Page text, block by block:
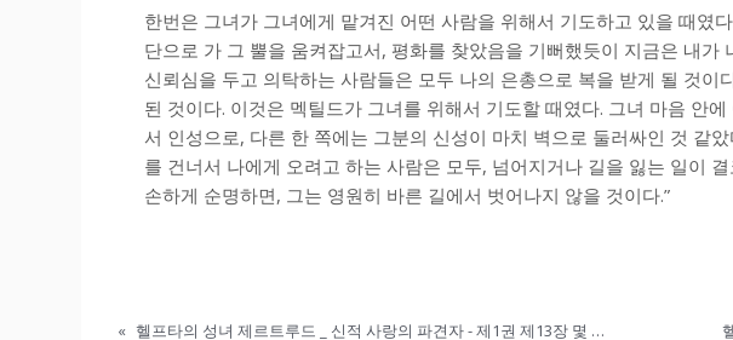
한번은 그녀가 그녀에게 맡겨진 어떤 사람을 위해서 기도하고 있을 때였
단으로 가 그 뿔을 움켜잡고서, 평화를 찾았음을 기뻐했듯이 지금은 내
신뢰심을 두고 의탁하는 사람들은 모두 나의 은총으로 복을 받게 될 것이
된 것이다. 이것은 멕틸드가 그녀를 위해서 기도할 때였다. 그녀 마음 안
서 인성으로, 다른 한 쪽에는 그분의 신성이 마치 벽으로 둘러싸인 것 같
를 건너서 나에게 오려고 하는 사람은 모두, 넘어지거나 길을 잃는 일이
손하게 순명하면, 그는 영원히 바른 길에서 벗어나지 않을 것이다.”
« 헬프타의 성녀 제르트루드 _ 신적 사랑의 파견자 - 제1권 제13장 몇 가지 기적